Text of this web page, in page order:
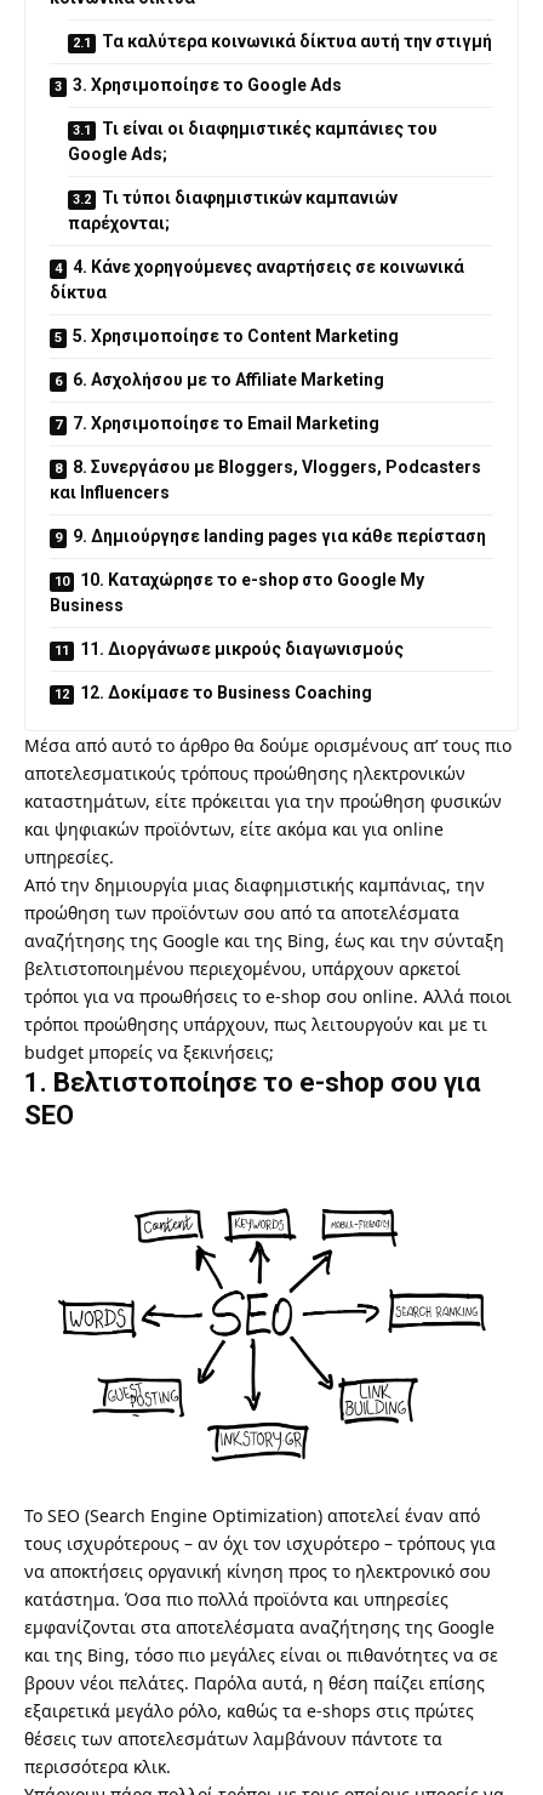
Τα καλύτερα κοινωνικά δίκτυα αυτή την στιγμή
3. Χρησιμοποίησε το Google Ads
Τι είναι οι διαφημιστικές καμπάνιες του
Google Ads;
Τι τύποι διαφημιστικών καμπανιών
παρέχονται;
4. Κάνε χορηγούμενες αναρτήσεις σε κοινωνικά
δίκτυα
5. Χρησιμοποίησε το Content Marketing
6. Ασχολήσου με το Affiliate Marketing
7. Χρησιμοποίησε το Email Marketing
8. Συνεργάσου με Bloggers, Vloggers, Podcasters
και Influencers
9. Δημιούργησε landing pages για κάθε περίσταση
10. Καταχώρησε το e-shop στο Google My
Business
11. Διοργάνωσε μικρούς διαγωνισμούς
12. Δοκίμασε το Business Coaching
Μέσα από αυτό το άρθρο θα δούμε ορισμένους απ’ τους πιο
αποτελεσματικούς τρόπους προώθησης ηλεκτρονικών
καταστημάτων, είτε πρόκειται για την προώθηση φυσικών
και ψηφιακών προϊόντων, είτε ακόμα και για online
υπηρεσίες.
Από την δημιουργία μιας διαφημιστικής καμπάνιας, την
προώθηση των προϊόντων σου από τα αποτελέσματα
αναζήτησης της Google και της Bing, έως και την σύνταξη
βελτιστοποιημένου περιεχομένου, υπάρχουν αρκετοί
τρόποι για να προωθήσεις το e-shop σου online. Αλλά ποιοι
τρόποι προώθησης υπάρχουν, πως λειτουργούν και με τι
budget μπορείς να ξεκινήσεις;
1. Βελτιστοποίησε το e-shop σου για
SEO
Το SEO (Search Engine Optimization) αποτελεί έναν από
τους ισχυρότερους – αν όχι τον ισχυρότερο – τρόπους για
να αποκτήσεις οργανική κίνηση προς το ηλεκτρονικό σου
κατάστημα. Όσα πιο πολλά προϊόντα και υπηρεσίες
εμφανίζονται στα αποτελέσματα αναζήτησης της Google
και της Bing, τόσο πιο μεγάλες είναι οι πιθανότητες να σε
βρουν νέοι πελάτες. Παρόλα αυτά, η θέση παίζει επίσης
εξαιρετικά μεγάλο ρόλο, καθώς τα e-shops στις πρώτες
θέσεις των αποτελεσμάτων λαμβάνουν πάντοτε τα
περισσότερα κλικ.